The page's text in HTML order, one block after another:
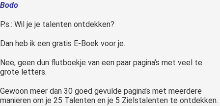
Bodo
P.s.: Wil je je talenten ontdekken?
Dan heb ik een gratis E-Boek voor je.
Nee, geen dun flutboekje van een paar pagina’s met veel te
grote letters.
Gewoon meer dan 30 goed gevulde pagina’s met meerdere
manieren om je 25 Talenten en je 5 Zielstalenten te ontdekken.